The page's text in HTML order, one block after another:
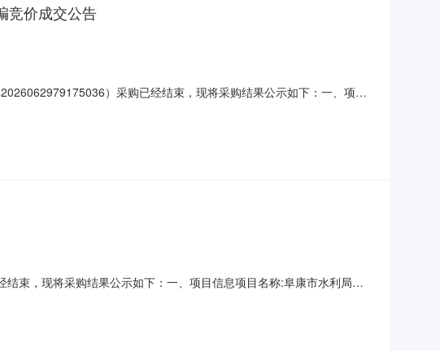
竞价成交公告
）采购已经结束，现将采购结果公示如下：一、项目
2026-07-0220:00二、采购单位
束，现将采购结果公示如下：一、项目信息项目名称:阜康市水利局关
位信息采购单位名称:阜康市水利局采购单位地址: